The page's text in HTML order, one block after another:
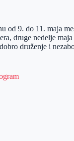
od 9. do 11. maja
druge nedelje
druženje i